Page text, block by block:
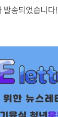
발송되었습니다!